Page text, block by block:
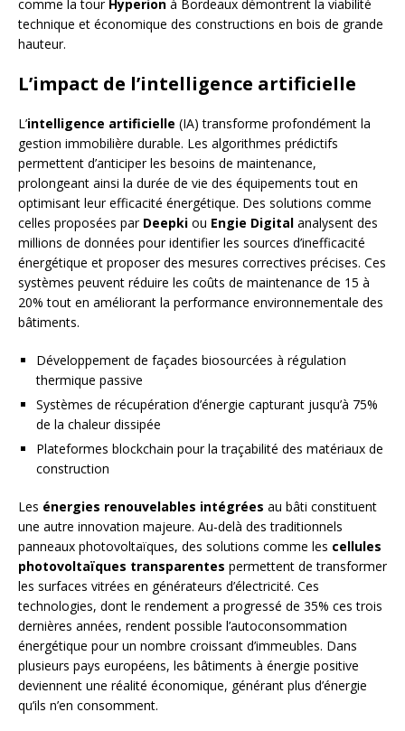
comme la tour Hyperion à Bordeaux démontrent la viabilité
technique et économique des constructions en bois de grande
hauteur.
L’impact de l’intelligence artificielle
L’intelligence artificielle (IA) transforme profondément la
gestion immobilière durable. Les algorithmes prédictifs
permettent d’anticiper les besoins de maintenance,
prolongeant ainsi la durée de vie des équipements tout en
optimisant leur efficacité énergétique. Des solutions comme
celles proposées par Deepki ou Engie Digital analysent des
millions de données pour identifier les sources d’inefficacité
énergétique et proposer des mesures correctives précises. Ces
systèmes peuvent réduire les coûts de maintenance de 15 à
20% tout en améliorant la performance environnementale des
bâtiments.
Développement de façades biosourcées à régulation
thermique passive
Systèmes de récupération d’énergie capturant jusqu’à 75%
de la chaleur dissipée
Plateformes blockchain pour la traçabilité des matériaux de
construction
Les énergies renouvelables intégrées au bâti constituent
une autre innovation majeure. Au-delà des traditionnels
panneaux photovoltaïques, des solutions comme les cellules
photovoltaïques transparentes permettent de transformer
les surfaces vitrées en générateurs d’électricité. Ces
technologies, dont le rendement a progressé de 35% ces trois
dernières années, rendent possible l’autoconsommation
énergétique pour un nombre croissant d’immeubles. Dans
plusieurs pays européens, les bâtiments à énergie positive
deviennent une réalité économique, générant plus d’énergie
qu’ils n’en consomment.